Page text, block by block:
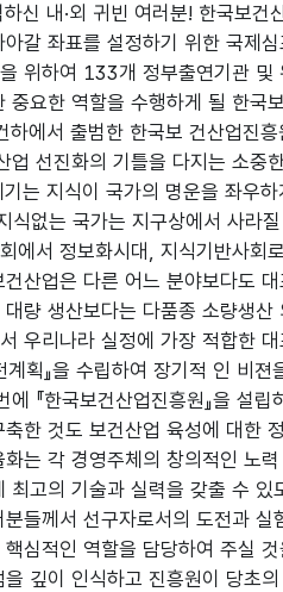
신 내·외 귀빈 여러분! 한국보
갈 좌표를 설정하기 위한 국제
위하여 133개 정부출연기관
중요한 역할을 수행하게 될 한국
하에서 출범한 한국보 건산업진
업 선진화의 기틀을 다지는 소중
는 지식이 국가의 명운을 좌우
식없는 국가는 지구상에서 사라
에서 정보화시대, 지식기반사회
산업은 다른 어느 분야보다도
량 생산보다는 다품종 소량생
우리나라 실정에 가장 적합한
계획』을 수립하여 장기적 인 비
『한국보건산업진흥원』을 설
한 것도 보건산업 육성에 대한
는 각 경영주체의 창의적인 노
최고의 기술과 실력을 갖출 수
들께서 선구자로서의 도전과
심적인 역할을 담당하여 주실
깊이 인식하고 진흥원이 당초